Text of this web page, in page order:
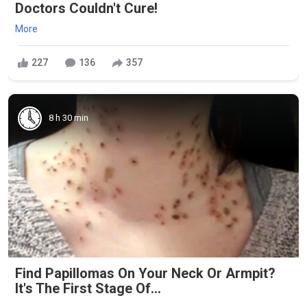
Doctors Couldn't Cure!
More
227 136 357
8 h 30 min
Find Papillomas On Your Neck Or Armpit?
It's The First Stage Of...